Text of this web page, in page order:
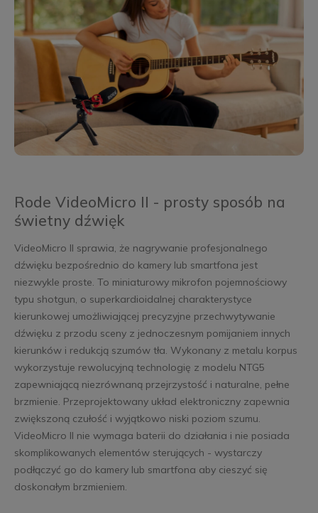
Rode VideoMicro II - prosty sposób na
świetny dźwięk
VideoMicro II sprawia, że nagrywanie profesjonalnego
dźwięku bezpośrednio do kamery lub smartfona jest
niezwykle proste. To miniaturowy mikrofon pojemnościowy
typu shotgun, o superkardioidalnej charakterystyce
kierunkowej umożliwiającej precyzyjne przechwytywanie
dźwięku z przodu sceny z jednoczesnym pomijaniem innych
kierunków i redukcją szumów tła. Wykonany z metalu korpus
wykorzystuje rewolucyjną technologię z modelu NTG5
zapewniającą niezrównaną przejrzystość i naturalne, pełne
brzmienie. Przeprojektowany układ elektroniczny zapewnia
zwiększoną czułość i wyjątkowo niski poziom szumu.
VideoMicro II nie wymaga baterii do działania i nie posiada
skomplikowanych elementów sterujących - wystarczy
podłączyć go do kamery lub smartfona aby cieszyć się
doskonałym brzmieniem.